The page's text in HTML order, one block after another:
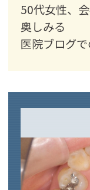
50代女性、
奥しみる
医院ブログ